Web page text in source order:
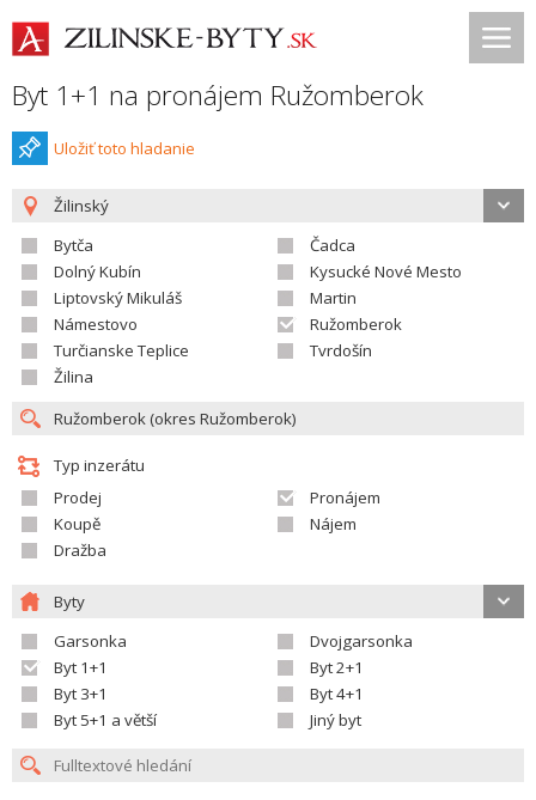
Byt 1+1 na pronájem Ružomberok
Uložiť toto hladanie
Žilinský
Bytča
Čadca
Dolný Kubín
Kysucké Nové Mesto
Liptovský Mikuláš
Martin
Námestovo
Ružomberok
Turčianske Teplice
Tvrdošín
Žilina
Typ inzerátu
Prodej
Pronájem
Koupě
Nájem
Dražba
Byty
Garsonka
Dvojgarsonka
Byt 1+1
Byt 2+1
Byt 3+1
Byt 4+1
Byt 5+1 a větší
Jiný byt